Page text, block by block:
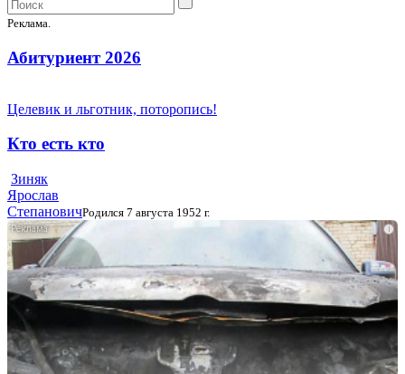
Реклама.
Абитуриент 2026
Целевик и льготник, поторопись!
Кто есть кто
Зиняк
Ярослав
СтепановичРодился 7 августа 1952 г.
i